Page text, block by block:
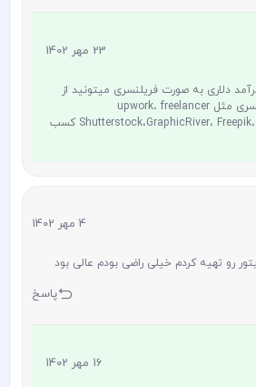
23 مهر 1402
دلاری به صورت فریلنسری میتونید از
طریق سایت های فریلنسری مثل upwork، freelancer
Shutterstock،GraphicRiver، Freepik، Behance، 99Designs کسب
4 مهر 1402
رو تهیه کردم خیلی راضی بودم عالی بود
پاسخ
16 مهر 1402